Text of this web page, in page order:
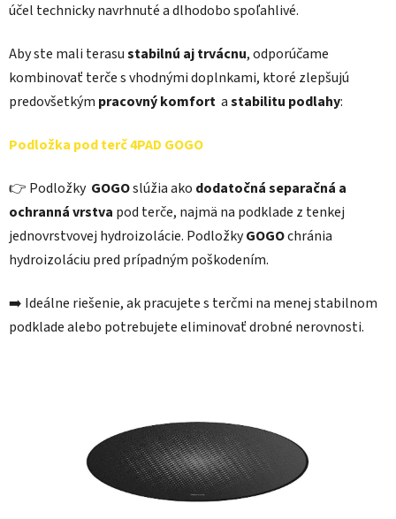
účel technicky navrhnuté a dlhodobo spoľahlivé.
Aby ste mali terasustabilnú aj trvácnu, odporúčame
kombinovať terče s vhodnými doplnkami, ktoré zlepšujú
predovšetkým pracovný komfort astabilitu podlahy:
Podložka pod terč 4PAD GOGO
👉 Podložky GOGOslúžia ako dodatočná separačná a
ochranná vrstva pod terče, najmä na podklade z tenkej
jednovrstvovej hydroizolácie. PodložkyGOGOchránia
hydroizoláciu pred prípadným poškodením.
➡️ Ideálne riešenie, ak pracujete s terčmi na menej stabilnom
podklade alebo potrebujete eliminovať drobné nerovnosti.